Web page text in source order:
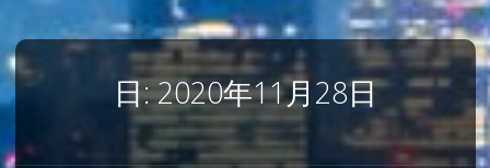
日:2020年11月28日